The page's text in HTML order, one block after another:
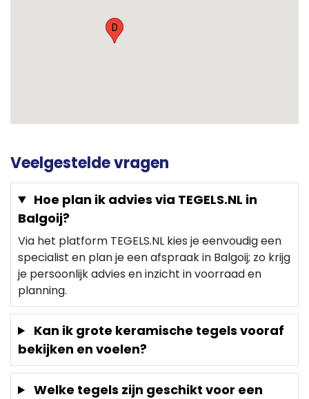
C
D
Veelgestelde vragen
Hoe plan ik advies via TEGELS.NL in
Balgoij?
Via het platform TEGELS.NL kies je eenvoudig een
specialist en plan je een afspraak in Balgoij; zo krijg
je persoonlijk advies en inzicht in voorraad en
planning.
Kan ik grote keramische tegels vooraf
bekijken en voelen?
Welke tegels zijn geschikt voor een